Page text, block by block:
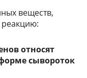
веществ,
относят
сывороток